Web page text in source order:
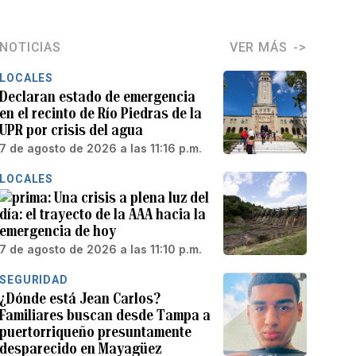
NOTICIAS VER MÁS
LOCALES
Declaran estado de emergencia
en el recinto de Río Piedras de la
UPR por crisis del agua
7 de agosto de 2026 a las 11:16 p.m.
LOCALES
Una crisis a plena luz del
día: el trayecto de la AAA hacia la
emergencia de hoy
7 de agosto de 2026 a las 11:10 p.m.
SEGURIDAD
¿Dónde está Jean Carlos?
Familiares buscan desde Tampa a
puertorriqueño presuntamente
desparecido en Mayagüez